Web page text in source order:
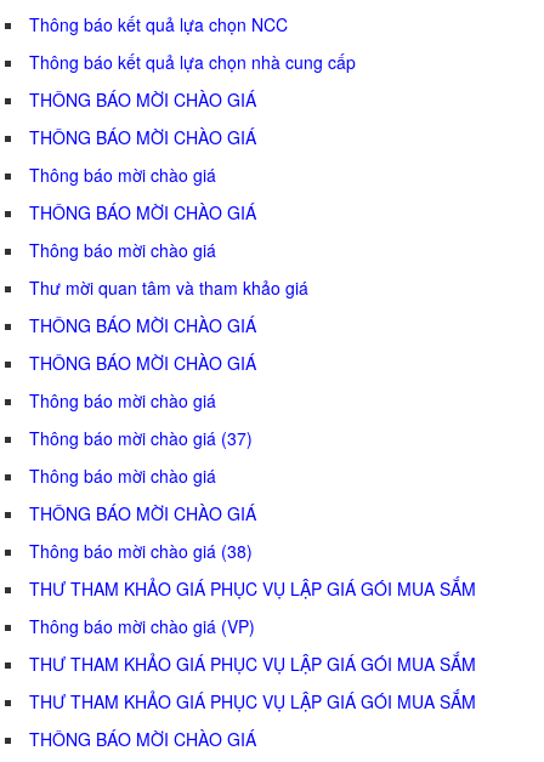
Thông báo kết quả lựa chọn NCC
Thông báo kết quả lựa chọn nhà cung cấp
THÔNG BÁO MỜI CHÀO GIÁ
THÔNG BÁO MỜI CHÀO GIÁ
Thông báo mời chào giá
THÔNG BÁO MỜI CHÀO GIÁ
Thông báo mời chào giá
Thư mời quan tâm và tham khảo giá
THÔNG BÁO MỜI CHÀO GIÁ
THÔNG BÁO MỜI CHÀO GIÁ
Thông báo mời chào giá
Thông báo mời chào giá (37)
Thông báo mời chào giá
THÔNG BÁO MỜI CHÀO GIÁ
Thông báo mời chào giá (38)
THƯ THAM KHẢO GIÁ PHỤC VỤ LẬP GIÁ GÓI MUA SẮM
Thông báo mời chào giá (VP)
THƯ THAM KHẢO GIÁ PHỤC VỤ LẬP GIÁ GÓI MUA SẮM
THƯ THAM KHẢO GIÁ PHỤC VỤ LẬP GIÁ GÓI MUA SẮM
THÔNG BÁO MỜI CHÀO GIÁ